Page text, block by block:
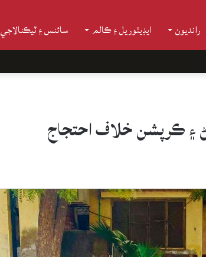
رانديون ايڊيٽوريل ۽ ڪالم سائنس ۽ ٽيڪنالاجي
۽ ڪرپشن خلاف احتجاج